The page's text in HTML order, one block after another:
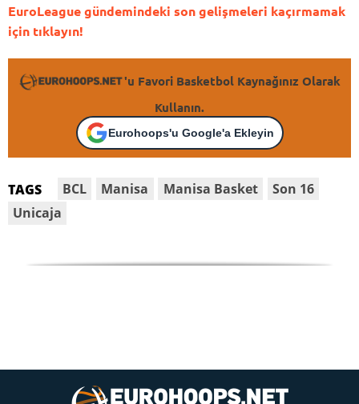
EuroLeague gündemindeki son gelişmeleri kaçırmamak
için tıklayın!
'u Favori Basketbol Kaynağınız Olarak
Kullanın.
Eurohoops'u Google'a Ekleyin
TAGS BCL Manisa Manisa Basket
Son 16
Unicaja